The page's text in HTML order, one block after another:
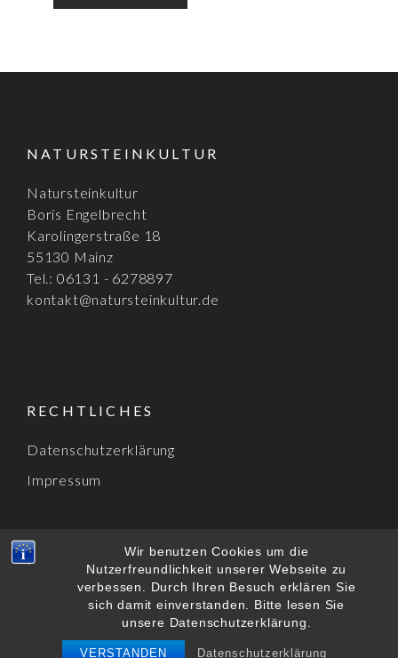
Wir benutzen Cookies um die
Nutzerfreundlichkeit unserer Webseite zu
verbessen. Durch Ihren Besuch erklären Sie
sich damit einverstanden. Bitte lesen Sie
unsere Datenschutzerklärung.
VERSTANDEN Datenschutzerklärung
NATURSTEINKULTUR
Natursteinkultur
Boris Engelbrecht
Karolingerstraße 18
55130 Mainz
Tel.: 06131 - 6278897
kontakt@natursteinkultur.de
RECHTLICHES
Datenschutzerklärung
Impressum
copyright natursteinkultur 2022. Alle Rechte